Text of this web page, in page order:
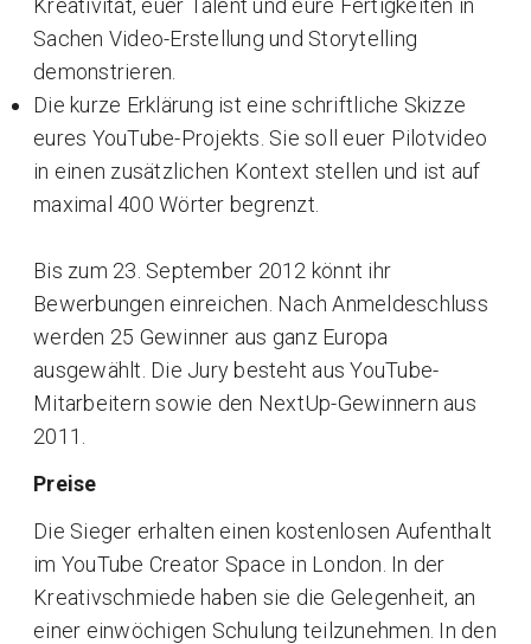
Kreativität, euer Talent und eure Fertigkeiten in
Sachen Video-Erstellung und Storytelling
demonstrieren.
Die kurze Erklärung ist eine schriftliche Skizze
eures YouTube-Projekts. Sie soll euer Pilotvideo
in einen zusätzlichen Kontext stellen und ist auf
maximal 400 Wörter begrenzt.
Bis zum 23. September 2012 könnt ihr
Bewerbungen einreichen. Nach Anmeldeschluss
werden 25 Gewinner aus ganz Europa
ausgewählt. Die Jury besteht aus YouTube-
Mitarbeitern sowie den NextUp-Gewinnern aus
2011.
Preise
Die Sieger erhalten einen kostenlosen Aufenthalt
im YouTube Creator Space in London. In der
Kreativschmiede haben sie die Gelegenheit, an
einer einwöchigen Schulung teilzunehmen. In den